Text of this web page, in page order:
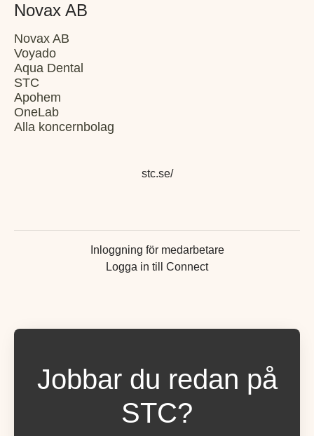
Novax AB
Novax AB
Voyado
Aqua Dental
STC
Apohem
OneLab
Alla koncernbolag
stc.se/
Inloggning för medarbetare
Logga in till Connect
Jobbar du redan på
STC?